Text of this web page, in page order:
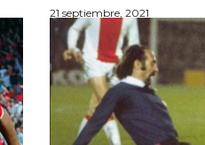
21 septiembre, 2021